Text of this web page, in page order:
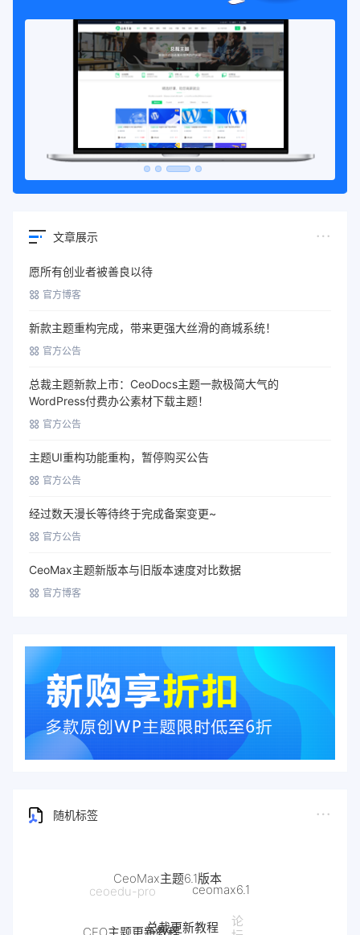
文章展示
愿所有创业者被善良以待
官方博客
新款主题重构完成，带来更强大丝滑的商城系统！
官方公告
总裁主题新款上市：CeoDocs主题一款极简大气的
WordPress付费办公素材下载主题！
官方公告
主题UI重构功能重构，暂停购买公告
官方公告
经过数天漫长等待终于完成备案变更~
官方公告
CeoMax主题新版本与旧版本速度对比数据
官方博客
随机标签
ceomax6.1
论
CEO主题更新教程